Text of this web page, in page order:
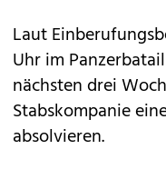
Laut
Uhr im
nächsten drei
Stabskompanie
absolvieren.